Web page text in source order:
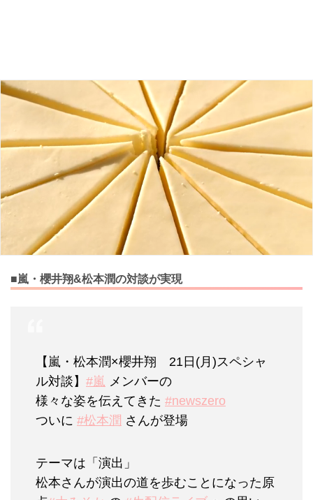
■嵐・櫻井翔&松本潤の対談が実現
【嵐・松本潤×櫻井翔 21日(月)スペシャ
ル対談】 #嵐 メンバーの
様々な姿を伝えてきた #newszero
ついに #松本潤 さんが登場
テーマは「演出」
松本さんが演出の道を歩むことになった原